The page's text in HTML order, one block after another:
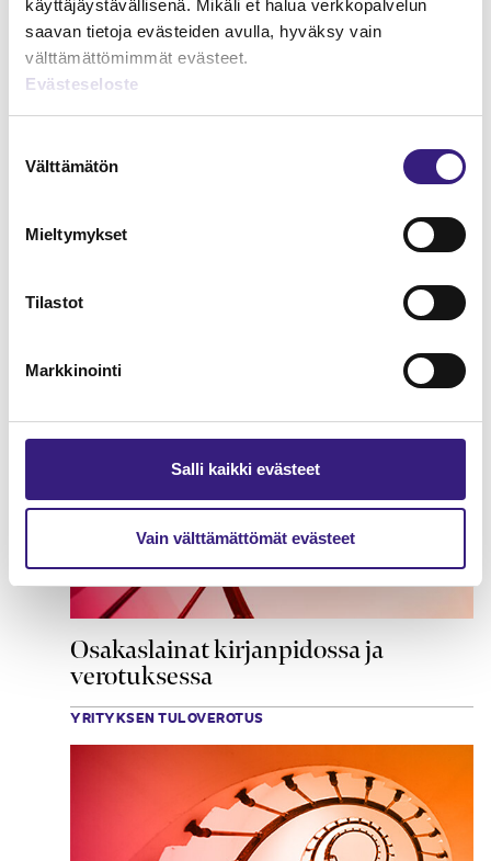
käyttäjäystävällisenä. Mikäli et halua verkkopalvelun
saavan tietoja evästeiden avulla, hyväksy vain
välttämättömimmät evästeet.
Evästeseloste
valinta
Välttämätön
Mieltymykset
Tilastot
Markkinointi
Salli kaikki evästeet
Vain välttämättömät evästeet
Osinkoverotuksen
Osakaslainat kirjanpidossa ja
verotuksessa
YRITYKSEN TULOVEROTUS